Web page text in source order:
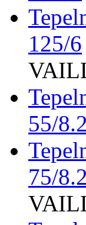
125/6
55/8.2
75/8.2